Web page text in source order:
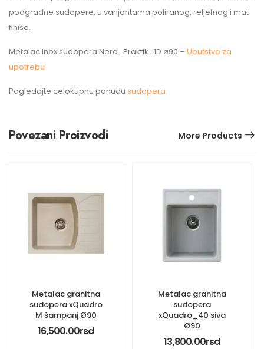
podgradne sudopere, u varijantama poliranog, reljefnog i mat
finiša.
Metalac inox sudopera Nera_Praktik_1D ø90 – Uputstvo za
upotrebu
Pogledajte celokupnu ponudu sudopera.
Povezani Proizvodi More Products
Metalac granitna
sudopera xQuadro
M šampanj Ø90
16,500.00rsd
Metalac granitna
sudopera
xQuadro_40 siva
Ø90
13,800.00rsd